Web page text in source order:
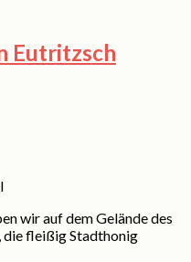
Eutritzsch
wir auf dem Gelände des
die fleißig Stadthonig